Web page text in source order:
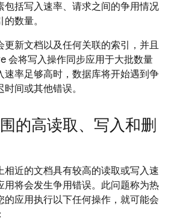
包括写入速率、请求之间的争用情况
数量。
更新文档以及任何关联的索引，并且
会将写入操作同步应用于大批数量
速率足够高时，数据库将开始遇到争
间或其他错误。
的高读取、写入和删
相近的文档具有较高的读取或写入速
用将会发生争用错误。此问题称为热
的应用执行以下任何操作，就可能会